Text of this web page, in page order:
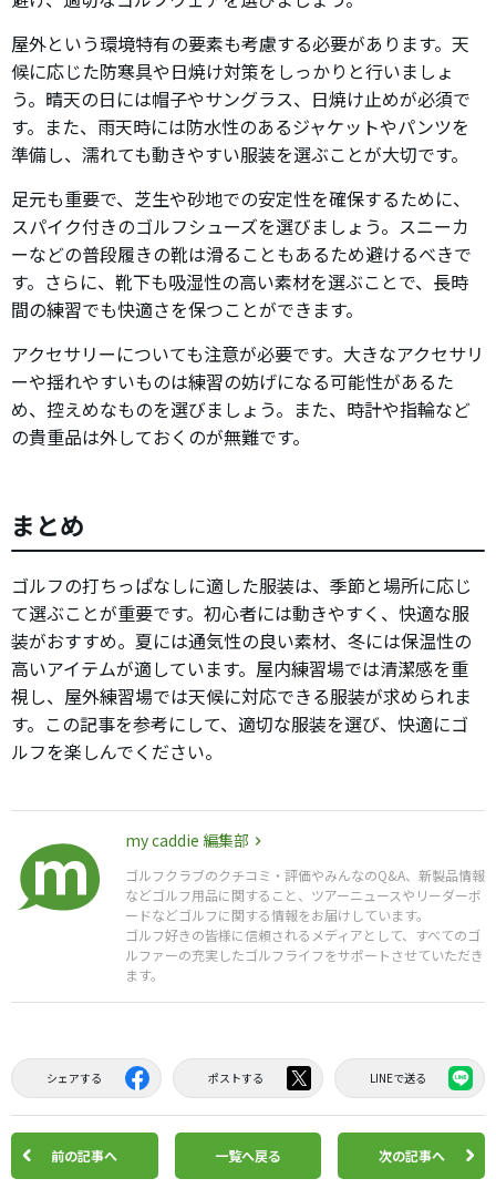
屋外という環境特有の要素も考慮する必要があります。天
候に応じた防寒具や日焼け対策をしっかりと行いましょ
う。晴天の日には帽子やサングラス、日焼け止めが必須で
す。また、雨天時には防水性のあるジャケットやパンツを
準備し、濡れても動きやすい服装を選ぶことが大切です。
足元も重要で、芝生や砂地での安定性を確保するために、
スパイク付きのゴルフシューズを選びましょう。スニーカ
ーなどの普段履きの靴は滑ることもあるため避けるべきで
す。さらに、靴下も吸湿性の高い素材を選ぶことで、長時
間の練習でも快適さを保つことができます。
アクセサリーについても注意が必要です。大きなアクセサリ
ーや揺れやすいものは練習の妨げになる可能性があるた
め、控えめなものを選びましょう。また、時計や指輪など
の貴重品は外しておくのが無難です。
まとめ
ゴルフの打ちっぱなしに適した服装は、季節と場所に応じ
て選ぶことが重要です。初心者には動きやすく、快適な服
装がおすすめ。夏には通気性の良い素材、冬には保温性の
高いアイテムが適しています。屋内練習場では清潔感を重
視し、屋外練習場では天候に対応できる服装が求められま
す。この記事を参考にして、適切な服装を選び、快適にゴ
ルフを楽しんでください。
my caddie 編集部
ゴルフクラブのクチコミ・評価やみんなのQ&A、新製品情報
などゴルフ用品に関すること、ツアーニュースやリーダーボ
ードなどゴルフに関する情報をお届けしています。
ゴルフ好きの皆様に信頼されるメディアとして、すべてのゴ
ルファーの充実したゴルフライフをサポートさせていただき
ます。
シェアする ポストする LINEで送る
前の記事へ 一覧へ戻る 次の記事へ